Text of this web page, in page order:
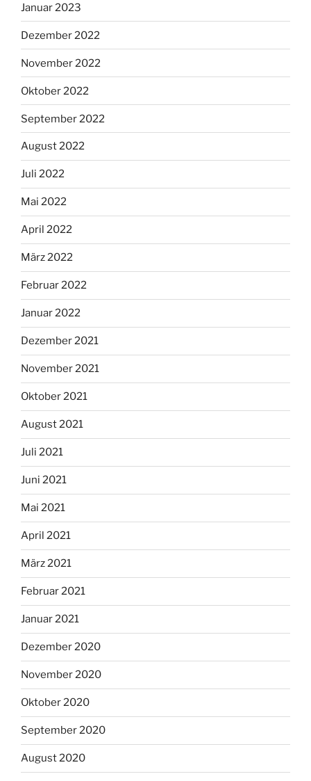
Januar 2023
Dezember 2022
November 2022
Oktober 2022
September 2022
August 2022
Juli 2022
Mai 2022
April 2022
März 2022
Februar 2022
Januar 2022
Dezember 2021
November 2021
Oktober 2021
August 2021
Juli 2021
Juni 2021
Mai 2021
April 2021
März 2021
Februar 2021
Januar 2021
Dezember 2020
November 2020
Oktober 2020
September 2020
August 2020